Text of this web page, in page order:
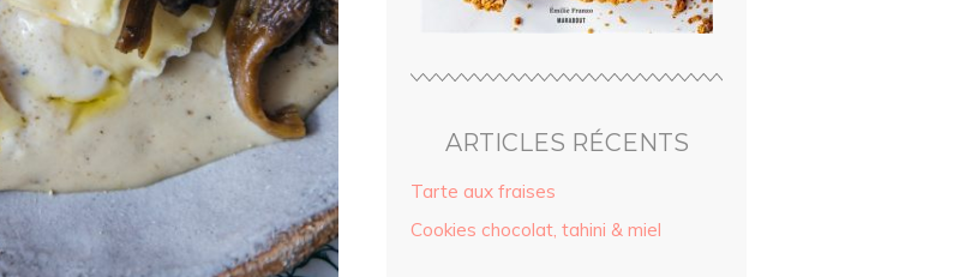
ARTICLES RÉCENTS
Tarte aux fraises
Cookies chocolat, tahini & miel